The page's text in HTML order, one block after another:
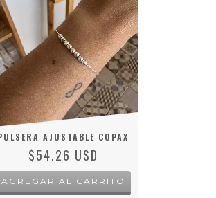
AJUSTABLE COPAX
$54.26 USD